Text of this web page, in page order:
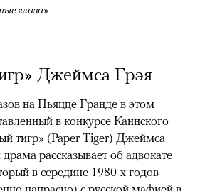
глаза»
Джеймса Грэя
на Пьяцце Гранде в этом
в конкурсе Каннского
тигр» (Paper Tiger) Джеймса
рассказывает об адвокате
в середине 1980-х годов